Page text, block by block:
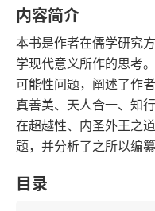
内容简介
本书是作者在儒学研究
学现代意义所作的思考
可能性问题，阐述了作
真善美、天人合一、知
在超越性、内圣外王之
题，并分析了之所以编
目录